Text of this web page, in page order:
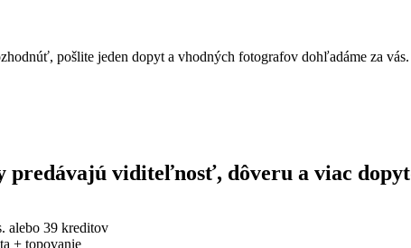
pošlite jeden dopyt a vhodných fotografov dohľadáme za vás.
predávajú viditeľnosť, dôveru a viac
alebo 39 kreditov
+ topovanie